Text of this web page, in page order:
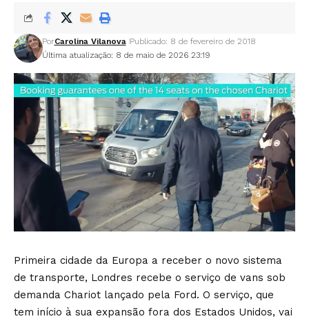
Última atualização: 8 de maio de 2026 23:19
PorCarolina Vilanova Publicado: 8 de fevereiro de 2018
Primeira cidade da Europa a receber o novo sistema
de transporte, Londres recebe o serviço de vans sob
demanda Chariot lançado pela Ford. O serviço, que
tem início à sua expansão fora dos Estados Unidos, vai